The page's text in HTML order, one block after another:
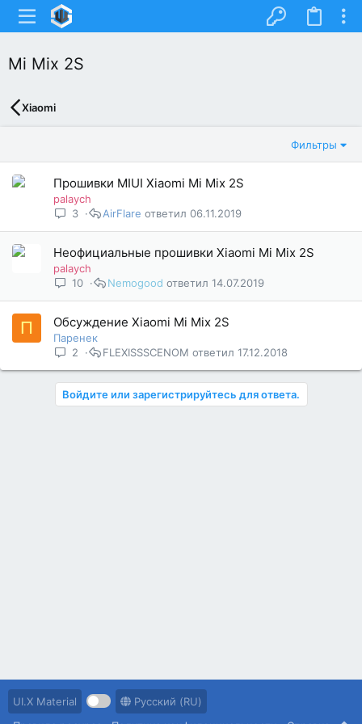
Mi Mix 2S
Xiaomi
Фильтры
Прошивки MIUI Xiaomi Mi Mix 2S
palaych
3
06.11.2019
AirFlare
Неофициальные прошивки Xiaomi Mi Mix 2S
palaych
10
14.07.2019
Nemogood
П Обсуждение Xiaomi Mi Mix 2S
Паренек
2
17.12.2018
FLEXISSSCENOM
Войдите или зарегистрируйтесь для ответа.
UI.X Material
Русский (RU)